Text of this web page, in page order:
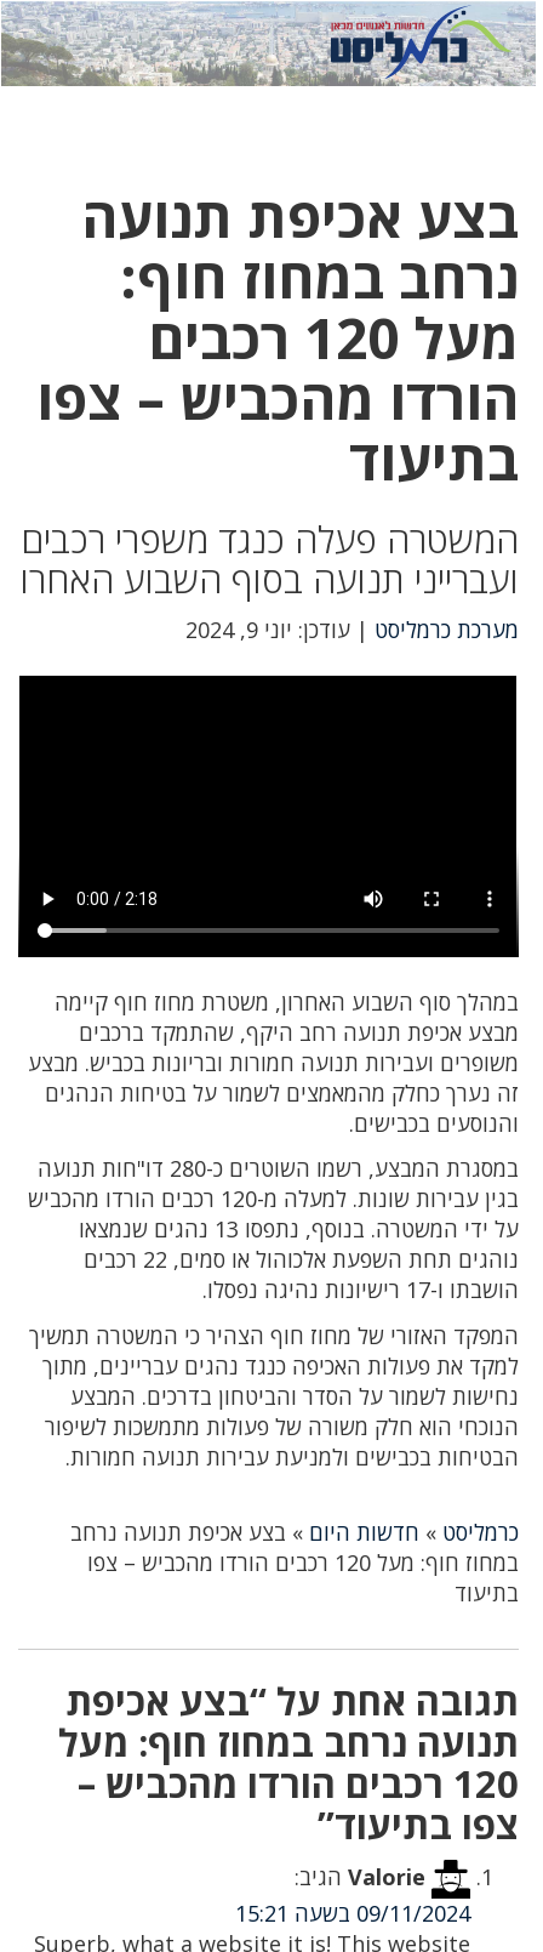
לחץ
כאן
לחץ
כדי
בצע אכיפת תנועה
נרחב במחוז חוף:
מעל 120 רכבים
הורדו מהכביש – צפו
בתיעוד
המשטרה פעלה כנגד משפרי רכבים
ועברייני תנועה בסוף השבוע האחרו
מערכת כרמליסט | עודכן: יוני 9, 2024
במהלך סוף השבוע האחרון, משטרת מחוז חוף קיימה
מבצע אכיפת תנועה רחב היקף, שהתמקד ברכבים
משופרים ועבירות תנועה חמורות ובריונות בכביש. מבצע
זה נערך כחלק מהמאמצים לשמור על בטיחות הנהגים
והנוסעים בכבישים.
במסגרת המבצע, רשמו השוטרים כ-280 דו"חות תנועה
בגין עבירות שונות. למעלה מ-120 רכבים הורדו מהכביש
על ידי המשטרה. בנוסף, נתפסו 13 נהגים שנמצאו
נוהגים תחת השפעת אלכוהול או סמים, 22 רכבים
הושבתו ו-17 רישיונות נהיגה נפסלו.
המפקד האזורי של מחוז חוף הצהיר כי המשטרה תמשיך
למקד את פעולות האכיפה כנגד נהגים עבריינים, מתוך
נחישות לשמור על הסדר והביטחון בדרכים. המבצע
הנוכחי הוא חלק משורה של פעולות מתמשכות לשיפור
הבטיחות בכבישים ולמניעת עבירות תנועה חמורות.
כרמליסט » חדשות היום » בצע אכיפת תנועה נרחב
במחוז חוף: מעל 120 רכבים הורדו מהכביש – צפו
בתיעוד
תגובה אחת על “בצע אכיפת
תנועה נרחב במחוז חוף: מעל
120 רכבים הורדו מהכביש –
צפו בתיעוד”
Valorie הגיב:
09/11/2024 בשעה 15:21
Superb, what a website it is! This website